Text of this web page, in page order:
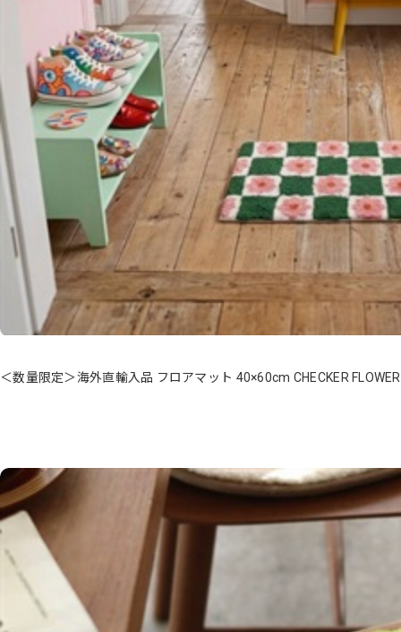
＜数量限定＞海外直輸入品 フロアマット 40×60cm CHECKER FLOWER